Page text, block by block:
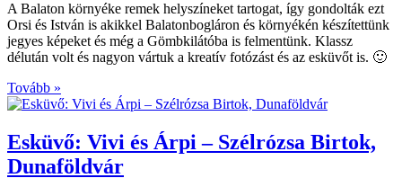
A Balaton környéke remek helyszíneket tartogat, így gondolták ezt
Orsi és István is akikkel Balatonbogláron és környékén készítettünk
jegyes képeket és még a Gömbkilátóba is felmentünk. Klassz
délután volt és nagyon vártuk a kreatív fotózást és az esküvőt is. 🙂
Tovább »
Esküvő: Vivi és Árpi – Szélrózsa Birtok,
Dunaföldvár